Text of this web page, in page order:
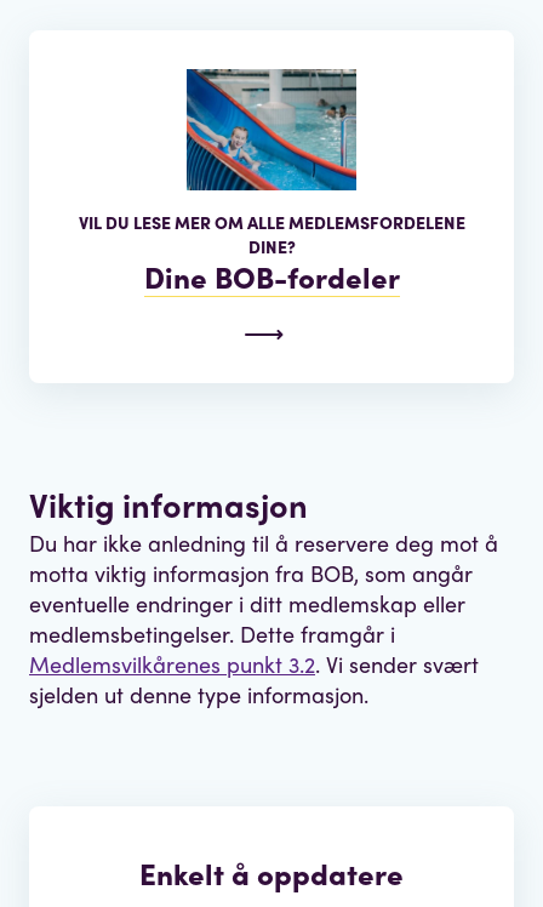
VIL DU LESE MER OM ALLE MEDLEMSFORDELENE
DINE?
Dine BOB-fordeler
Viktig informasjon
Du har ikke anledning til å reservere deg mot å
motta viktig informasjon fra BOB, som angår
eventuelle endringer i ditt medlemskap eller
medlemsbetingelser. Dette framgår i
Medlemsvilkårenes punkt 3.2. Vi sender svært
sjelden ut denne type informasjon.
Enkelt å oppdatere